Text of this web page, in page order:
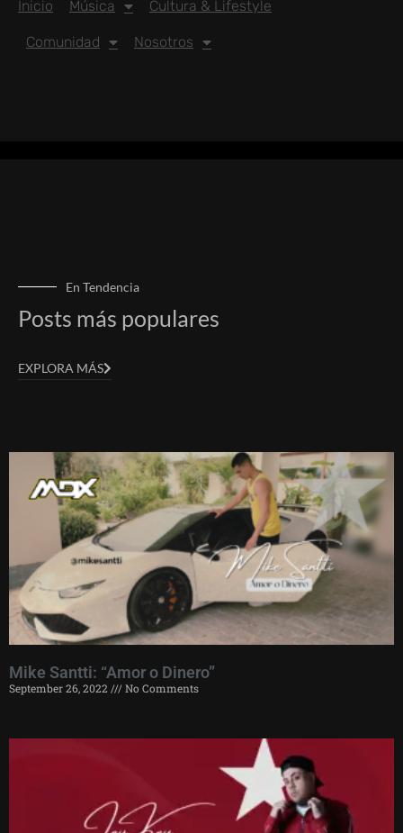
Inicio Música Cultura & Lifestyle
Comunidad Nosotros
En Tendencia
Posts más populares
EXPLORA MÁS
Mike Santti: “Amor o Dinero”
September 26, 2022 No Comments